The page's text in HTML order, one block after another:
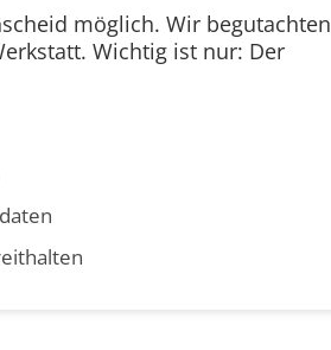
möglich. Wir begutachten
Wichtig ist nur: Der